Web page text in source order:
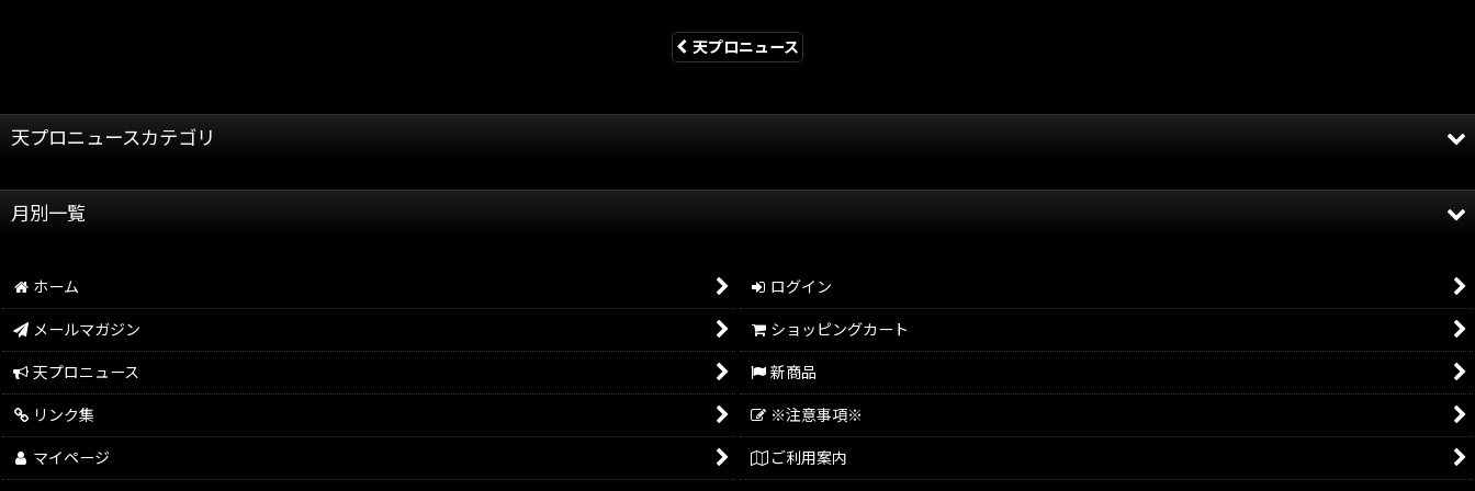
天プロニュース
天プロニュースカテゴリ
天龍プロジェクト
月別一覧
2025年
2024年
2023年
2022年
2021年
ホーム ログイン
メールマガジン ショッピングカート
天プロニュース 新商品
リンク集 ※注意事項※
マイページ ご利用案内